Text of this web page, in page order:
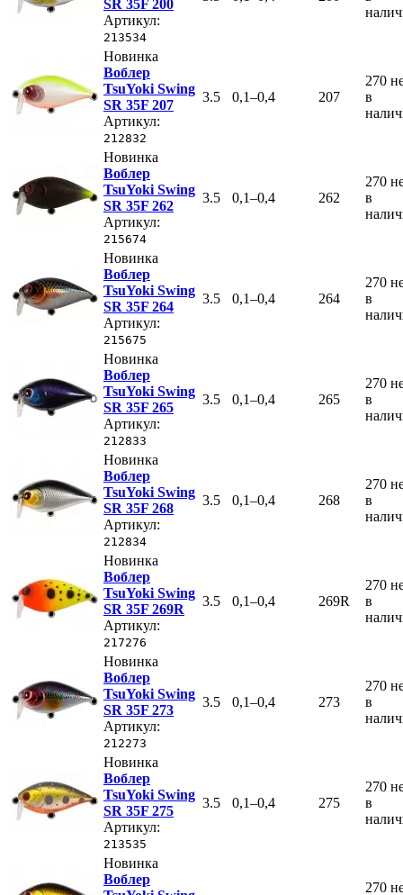
SR 35F 200
Артикул:
213534
Новинка
Воблер
TsuYoki Swing
SR 35F 207
Артикул:
212832
3.5 0,1–0,4 207
270
в
Новинка
Воблер
TsuYoki Swing
SR 35F 262
Артикул:
215674
3.5 0,1–0,4 262
270
в
Новинка
Воблер
TsuYoki Swing
SR 35F 264
Артикул:
215675
3.5 0,1–0,4 264
270
в
Новинка
Воблер
TsuYoki Swing
SR 35F 265
Артикул:
212833
3.5 0,1–0,4 265
270
в
Новинка
Воблер
TsuYoki Swing
SR 35F 268
Артикул:
212834
3.5 0,1–0,4 268
270
в
Новинка
Воблер
TsuYoki Swing
SR 35F 269R
Артикул:
217276
3.5 0,1–0,4 269R
270
в
Новинка
Воблер
TsuYoki Swing
SR 35F 273
Артикул:
212273
3.5 0,1–0,4 273
270
в
Новинка
Воблер
TsuYoki Swing
SR 35F 275
Артикул:
213535
3.5 0,1–0,4 275
270
в
Новинка
Воблер
270